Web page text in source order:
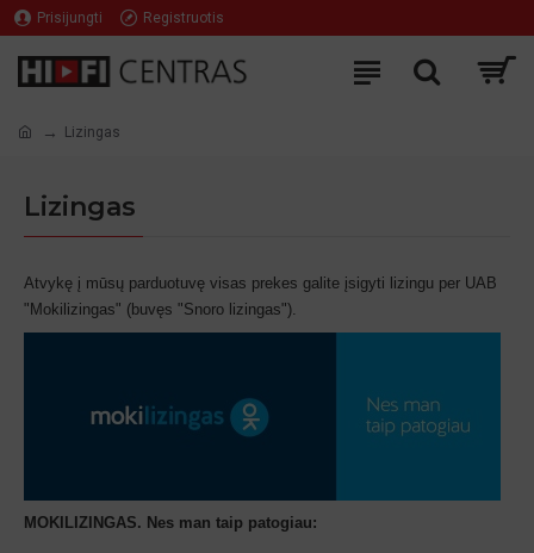
Prisijungti Registruotis
Lizingas
Lizingas
Atvykę į mūsų parduotuvę visas prekes galite įsigyti lizingu per UAB
"Mokilizingas" (buvęs "Snoro lizingas").
MOKILIZINGAS. Nes man taip patogiau: